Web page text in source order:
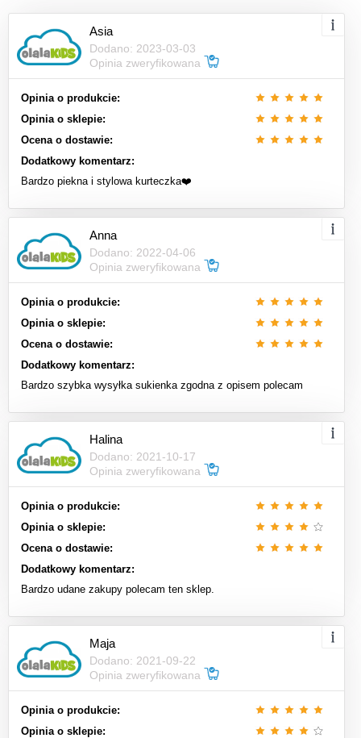
Asia
Dodano: 2023-03-03
Opinia zweryfikowana
Opinia o produkcie:
Opinia o sklepie:
Ocena o dostawie:
Dodatkowy komentarz:
Bardzo piekna i stylowa kurteczka❤️
Anna
Dodano: 2022-04-06
Opinia zweryfikowana
Opinia o produkcie:
Opinia o sklepie:
Ocena o dostawie:
Dodatkowy komentarz:
Bardzo szybka wysyłka sukienka zgodna z opisem polecam
Halina
Dodano: 2021-10-17
Opinia zweryfikowana
Opinia o produkcie:
Opinia o sklepie:
Ocena o dostawie:
Dodatkowy komentarz:
Bardzo udane zakupy polecam ten sklep.
Maja
Dodano: 2021-09-22
Opinia zweryfikowana
Opinia o produkcie:
Opinia o sklepie: